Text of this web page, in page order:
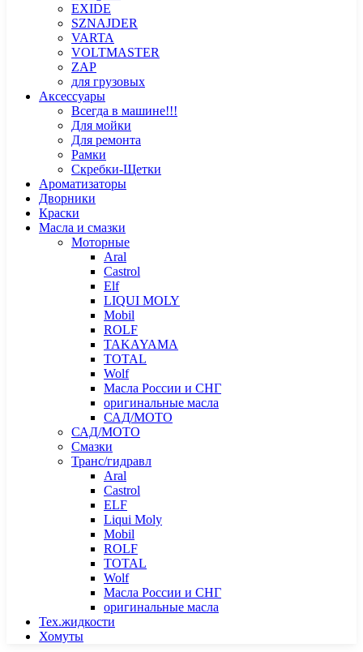
EXIDE
SZNAJDER
VARTA
VOLTMASTER
ZAP
для грузовых
Аксессуары
Всегда в машине!!!
Для мойки
Для ремонта
Рамки
Скребки-Щетки
Ароматизаторы
Дворники
Краски
Масла и смазки
Моторные
Aral
Castrol
Elf
LIQUI MOLY
Mobil
ROLF
TAKAYAMA
TOTAL
Wolf
Масла России и СНГ
оригинальные масла
САД/МОТО
САД/МОТО
Смазки
Транс/гидравл
Aral
Castrol
ELF
Liqui Moly
Mobil
ROLF
TOTAL
Wolf
Масла России и СНГ
оригинальные масла
Тех.жидкости
Хомуты